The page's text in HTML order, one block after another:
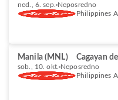
ned., 6. sep. Neposredno
Philippines
Manila (MNL) Cagayan
sob., 10. okt. Neposredno
Philippines